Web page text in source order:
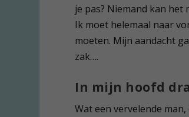
je pas? Niemand kan
Ik moet helemaal naar
moeten. Mijn aandacht
zak….
In mijn hoofd
Wat een vervelende